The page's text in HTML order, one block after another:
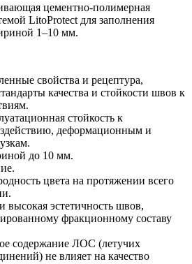
цементно-полимерная
LitoProtect для заполнения
1–10 мм.
свойства и рецептура,
качества и стойкости швов к
стойкость к
деформационным и
до 10 мм.
цвета на протяжении всего
высокая эстетичность швов,
фракционному составу
содержание ЛОС (летучих
не влияет на качество